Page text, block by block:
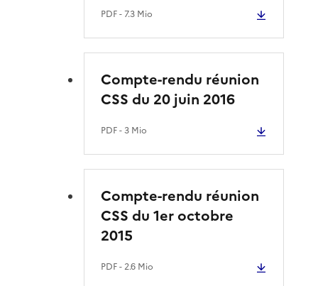
PDF- 7.3 Mio
Compte-rendu réunion
CSS du 20 juin 2016
PDF- 3 Mio
Compte-rendu réunion
CSS du 1er octobre
2015
PDF- 2.6 Mio